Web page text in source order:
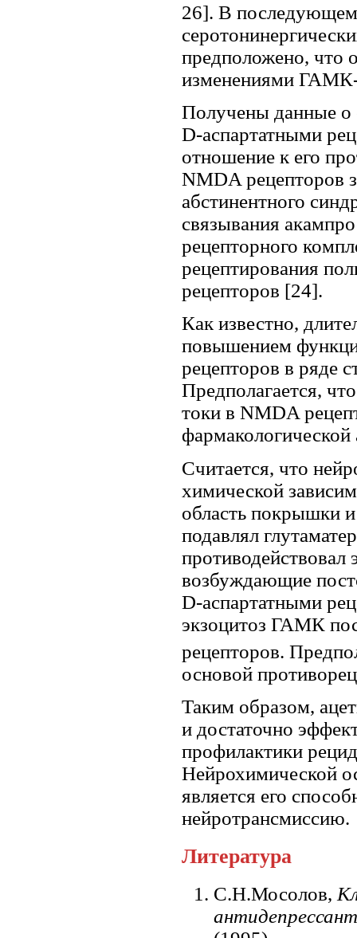
26]. В последующем
предположено, что
изменениями ГАМК-
Получены данные о
D-аспартатными
отношение к его
NMDA рецепторов
абстинентного
связывания
рецепторного
рецептирования
рецепторов [24].
Как известно,
повышением
рецепторов в ряде
Предполагается,
токи в NMDA
Считается, что
химической
область покрышки
подавлял
противодействовал
возбуждающие
D-аспартатными
экзоцитоз ГАМК
рецепторов.
основой
Таким образом,
и достаточно
профилактики
Нейрохимической
является его
нейротрансмиссию.
Литература
С.Н.Мосолов,